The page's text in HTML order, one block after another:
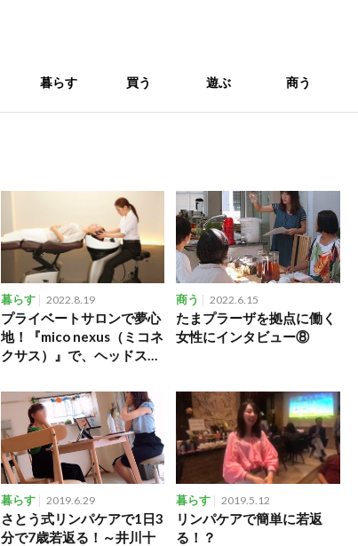
暮らす 買う 遊ぶ 商う
暮らす 2022.8.19
プライベートサロンで夢心
地！『mico nexus（ミコネ
クサス）』で、ヘッドスパ
商う 2022.6.15
たまプラーザを拠点に働く
女性にインタビュー⑧
暮らす 2019.6.29
さとう式リンパケアで1日3
分で7歳若返る！～井川十
暮らす 2019.5.12
リンパケアで簡単に若返
る！？